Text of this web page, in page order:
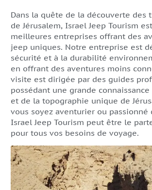
Dans la quête de la découverte des
de Jérusalem, Israel Jeep Tourism
meilleures entreprises offrant des
jeep uniques. Notre entreprise est
sécurité et à la durabilité
en offrant des aventures moins
visite est dirigée par des guides
possédant une grande connaissance
et de la topographie unique de
vous soyez aventurier ou passionné
Israel Jeep Tourism peut être le
pour tous vos besoins de voyage.